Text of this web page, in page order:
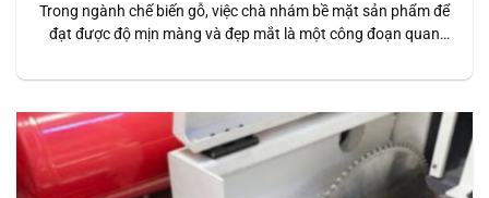
Trong ngành chế biến gỗ, việc chà nhám bề mặt sản phẩm để
đạt được độ mịn màng và đẹp mắt là một công đoạn quan
máy chà nhám chổi và các phương pháp chà nhám truyền